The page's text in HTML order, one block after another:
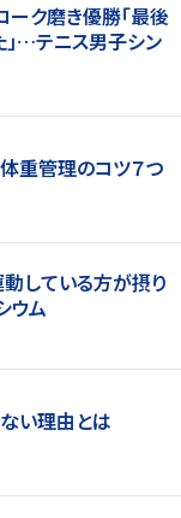
ーク磨き優勝「最後
…テニス男子シン
体重管理のコツ７つ
動している方が摂り
ウム
い理由とは